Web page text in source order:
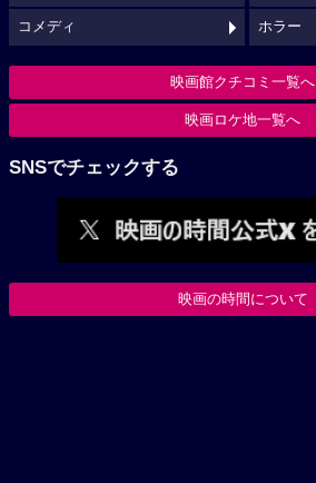
コメディ ホラー
映画館クチコミ一覧へ
映画ロケ地一覧へ
SNSでチェックする
映画の時間について